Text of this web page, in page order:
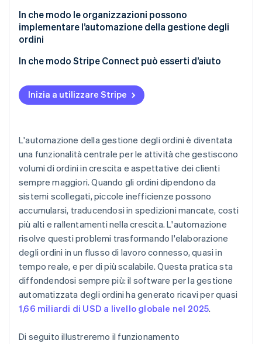
In che modo le organizzazioni possono
implementare l’automazione della gestione degli
ordini
In che modo Stripe Connect può esserti d’aiuto
Inizia a utilizzare Stripe
L'automazione della gestione degli ordini è diventata
una funzionalità centrale per le attività che gestiscono
volumi di ordini in crescita e aspettative dei clienti
sempre maggiori. Quando gli ordini dipendono da
sistemi scollegati, piccole inefficienze possono
accumularsi, traducendosi in spedizioni mancate, costi
più alti e rallentamenti nella crescita. L'automazione
risolve questi problemi trasformando l'elaborazione
degli ordini in un flusso di lavoro connesso, quasi in
tempo reale, e per di più scalabile. Questa pratica sta
diffondendosi sempre più: il software per la gestione
automatizzata degli ordini ha generato ricavi per quasi
1,66 miliardi di USD a livello globale nel 2025.
Di seguito illustreremo il funzionamento